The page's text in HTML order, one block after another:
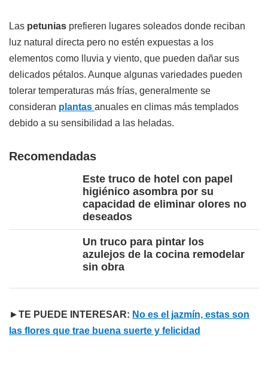
Las petunias prefieren lugares soleados donde reciban
luz natural directa pero no estén expuestas a los
elementos como lluvia y viento, que pueden dañar sus
delicados pétalos. Aunque algunas variedades pueden
tolerar temperaturas más frías, generalmente se
consideran plantas anuales en climas más templados
debido a su sensibilidad a las heladas.
Recomendadas
Este truco de hotel con papel
higiénico asombra por su
capacidad de eliminar olores no
deseados
Un truco para pintar los
azulejos de la cocina remodelar
sin obra
►TE PUEDE INTERESAR: No es el jazmín, estas son
las flores que trae buena suerte y felicidad